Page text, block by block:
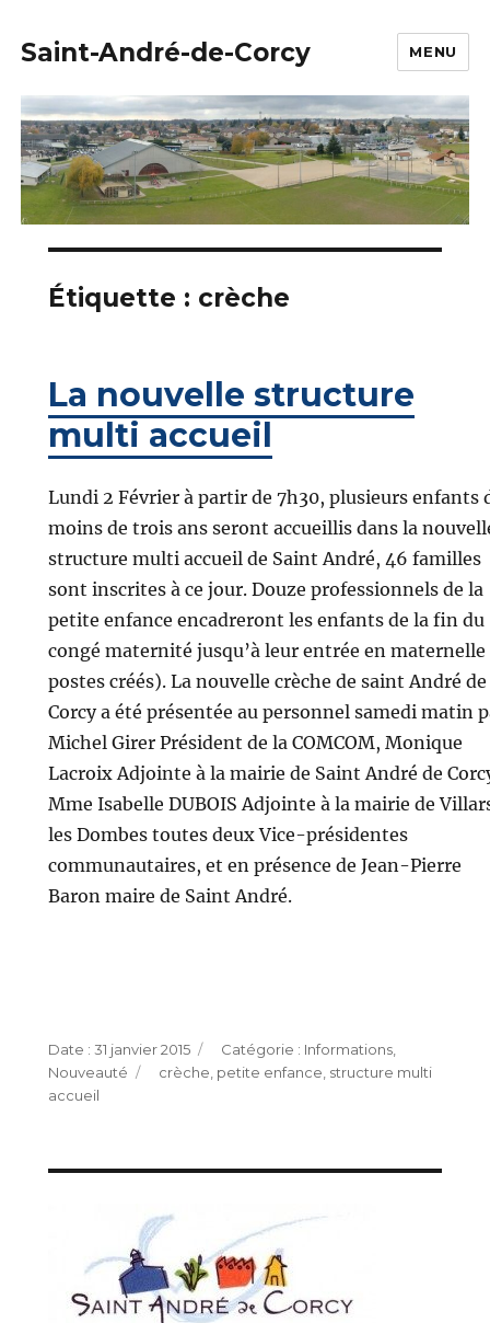
Saint-André-de-Corcy MENU
Étiquette : crèche
La nouvelle structure
multi accueil
Lundi 2 Février à partir de 7h30, plusieurs enfants
moins de trois ans seront accueillis dans la
structure multi accueil de Saint André, 46 familles
sont inscrites à ce jour. Douze professionnels de la
petite enfance encadreront les enfants de la fin du
congé maternité jusqu’à leur entrée en maternelle
postes créés). La nouvelle crèche de saint André de
Corcy a été présentée au personnel samedi matin
Michel Girer Président de la COMCOM, Monique
Lacroix Adjointe à la mairie de Saint André de
Mme Isabelle DUBOIS Adjointe à la mairie de
les Dombes toutes deux Vice-présidentes
communautaires, et en présence de Jean-Pierre
Baron maire de Saint André.
Publié
le
31 janvier 2015 Catégories
Informations,
Nouveauté
Étiquettes
crèche petite enfance structure multi
accueil